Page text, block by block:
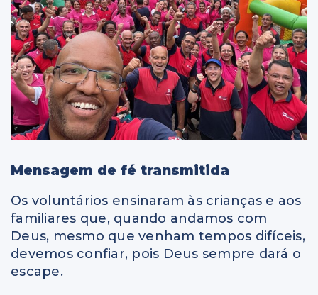
Mensagem de fé transmitida
Os voluntários ensinaram às crianças e aos
familiares que, quando andamos com
Deus, mesmo que venham tempos difíceis,
devemos confiar, pois Deus sempre dará o
escape.